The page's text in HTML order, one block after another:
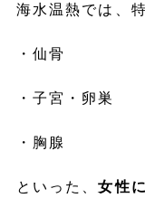
海水温熱では、
・仙骨
・子宮・卵巣
・胸腺
といった、女性